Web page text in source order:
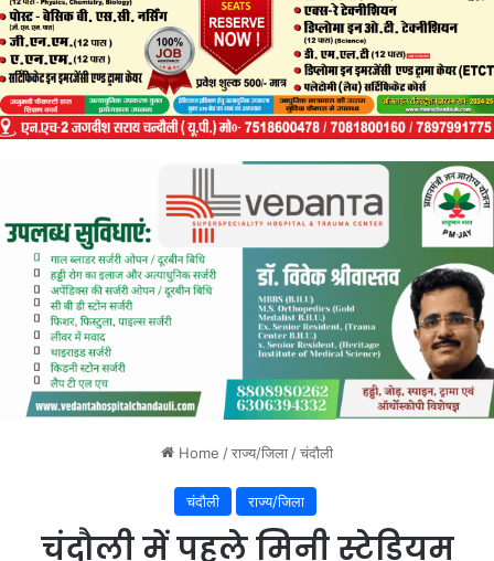
Home /राज्य/जिला/चंदौली
चंदौली राज्य/जिला
चंदौली में पहले मिनी स्टेडियम